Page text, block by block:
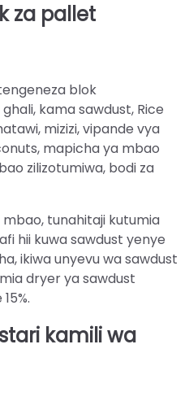
za pallet
blok
kama sawdust, Rice
mizizi, vipande vya
mapicha ya mbao
zilizotumiwa, bodi za
tunahitaji kutumia
hii kuwa sawdust yenye
ikiwa unyevu wa sawdust
dryer ya sawdust
kamili wa